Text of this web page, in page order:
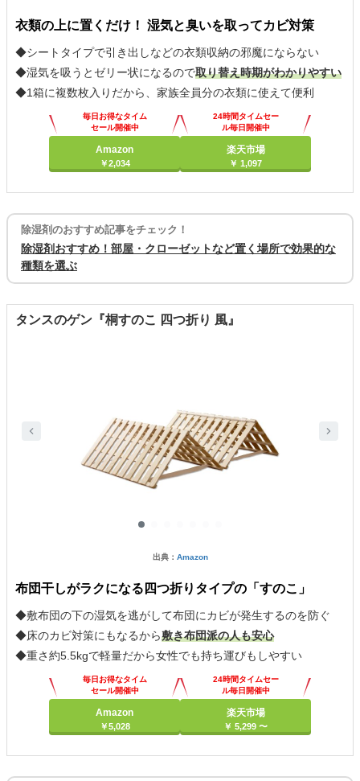
衣類の上に置くだけ！ 湿気と臭いを取ってカビ対策
◆シートタイプで引き出しなどの衣類収納の邪魔にならない
◆湿気を吸うとゼリー状になるので取り替え時期がわかりやすい
◆1箱に複数枚入りだから、家族全員分の衣類に使えて便利
毎日お得なタイム
セール開催中
Amazon
￥2,034
24時間タイムセー
ル毎日開催中
楽天市場
￥ 1,097
除湿剤のおすすめ記事をチェック！
除湿剤おすすめ！部屋・クローゼットなど置く場所で効果的な
種類を選ぶ
タンスのゲン『桐すのこ 四つ折り 風』
出典： Amazon
布団干しがラクになる四つ折りタイプの「すのこ」
◆敷布団の下の湿気を逃がして布団にカビが発生するのを防ぐ
◆床のカビ対策にもなるから敷き布団派の人も安心
◆重さ約5.5kgで軽量だから女性でも持ち運びもしやすい
毎日お得なタイム
セール開催中
Amazon
￥5,028
24時間タイムセー
ル毎日開催中
楽天市場
￥ 5,299 〜